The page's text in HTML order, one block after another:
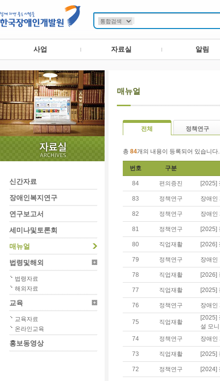
사업 자료실 알림
신간자료
장애인복지연구
연구보고서
세미나및토론회
매뉴얼
법령및해외
법령자료
해외자료
교육
교육자료
온라인교육
홍보동영상
매뉴얼
전체 정책연구
총 84개의 내용이 등록되어 있습니다.
번호 구분
84 편의증진 [2025]
83 정책연구 장애인
82 정책연구 장애인
81 정책연구 [2025]
80 직업재활 [2026]
79 정책연구 장애인
78 직업재활 [2026]
77 직업재활 [2025]
76 정책연구 장애인
75 직업재활
[2025]
설 모
74
정책연구 장애인
73 직업재활 [2025]
72 정책연구 [2024]